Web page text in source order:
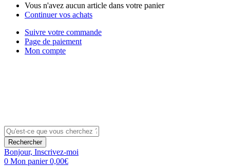
Vous n'avez aucun article dans votre panier
Continuer vos achats
Suivre votre commande
Page de paiement
Mon compte
Rechercher
Bonjour, Inscrivez-moi
0 Mon panier0,00€